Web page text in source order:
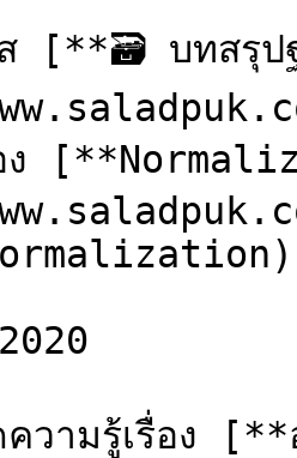
ส [**🗃️ บทสรุป
ง
วามรู้เรื่อง [**